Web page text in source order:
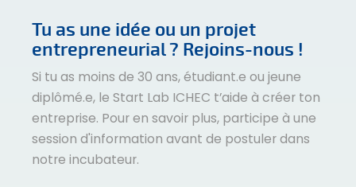
Tu as une idée ou un projet
entrepreneurial ? Rejoins-nous !
Si tu as moins de 30 ans, étudiant.e ou jeune
diplômé.e, le Start Lab ICHEC t’aide à créer ton
entreprise. Pour en savoir plus, participe à une
session d'information avant de postuler dans
notre incubateur.